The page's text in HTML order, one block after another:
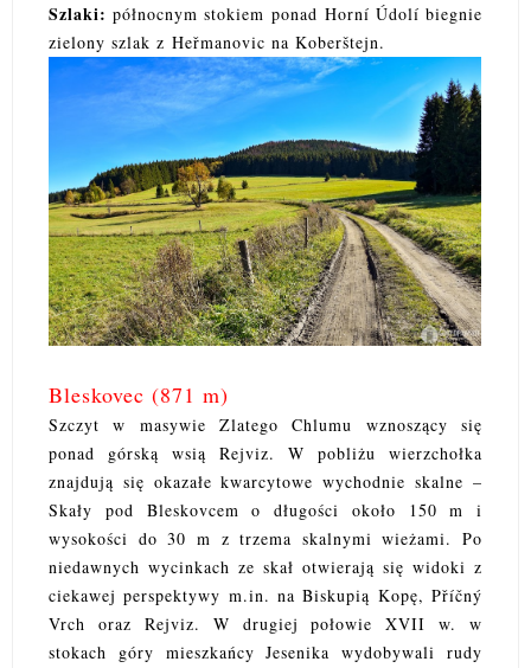
Szlaki:północnym stokiem ponad Horní Údolí biegnie
zielony szlak z Heřmanovic na Koberštejn.
Bleskovec (871 m)
Szczyt w masywie Zlatego Chlumu wznoszący się
ponad górską wsią Rejviz. W pobliżu wierzchołka
znajdują się okazałe kwarcytowe wychodnie skalne –
Skały pod Bleskovcem o długości około 150 m i
wysokości do 30 m z trzema skalnymi wieżami. Po
niedawnych wycinkach ze skał otwierają się widoki z
ciekawej perspektywy m.in. na Biskupią Kopę, Příčný
Vrch oraz Rejviz. W drugiej połowie XVII w. w
stokach góry mieszkańcy Jesenika wydobywali rudy